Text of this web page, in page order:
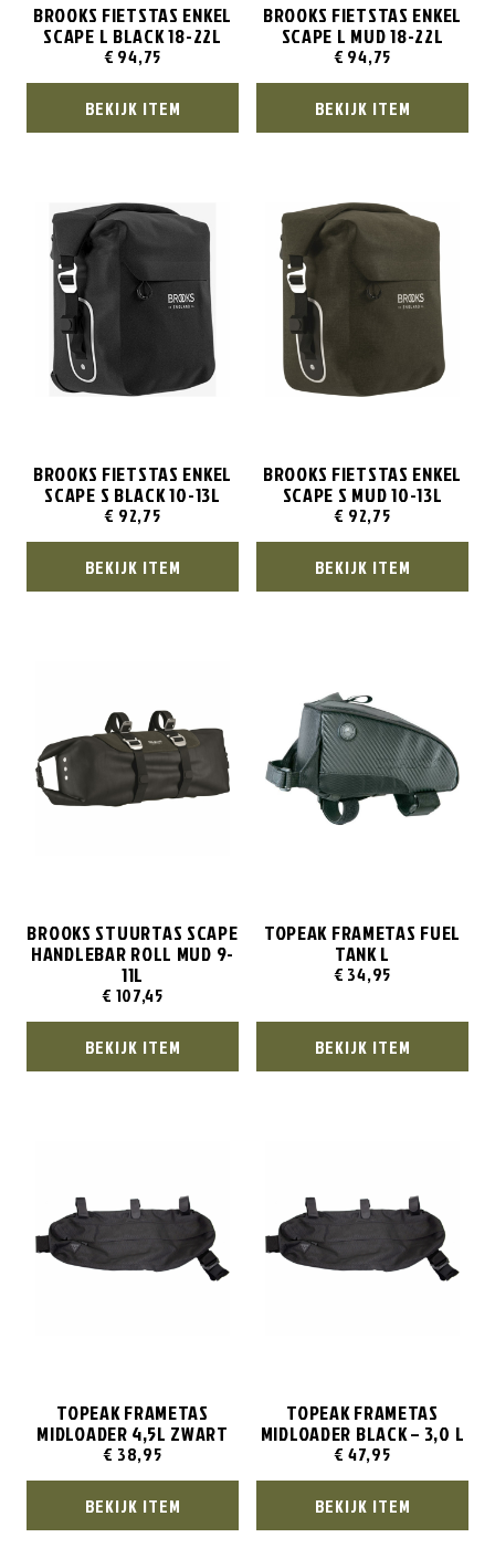
BROOKS FIETSTAS ENKEL
SCAPE L BLACK 18-22L
€ 94,75
BEKIJK ITEM
BROOKS FIETSTAS ENKEL
SCAPE L MUD 18-22L
€ 94,75
BEKIJK ITEM
BROOKS FIETSTAS ENKEL
SCAPE S BLACK 10-13L
€ 92,75
BEKIJK ITEM
BROOKS FIETSTAS ENKEL
SCAPE S MUD 10-13L
€ 92,75
BEKIJK ITEM
BROOKS STUURTAS SCAPE
HANDLEBAR ROLL MUD 9-
11L
€ 107,45
BEKIJK ITEM
TOPEAK FRAMETAS FUEL
TANK L
€ 34,95
BEKIJK ITEM
TOPEAK FRAMETAS
MIDLOADER 4,5L ZWART
€ 38,95
BEKIJK ITEM
TOPEAK FRAMETAS
MIDLOADER BLACK – 3,0 L
€ 47,95
BEKIJK ITEM